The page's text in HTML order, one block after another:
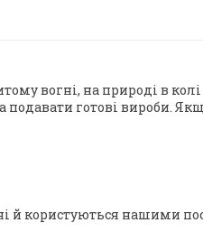
вогні, на природі в колі
готові вироби.
й користуються нашими